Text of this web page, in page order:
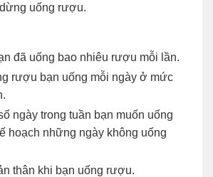
uống rượu.
đã uống bao nhiêu rượu mỗi lần.
rượu bạn uống mỗi ngày ở mức
ngày trong tuần bạn muốn uống
hoạch những ngày không uống
thân khi bạn uống rượu.